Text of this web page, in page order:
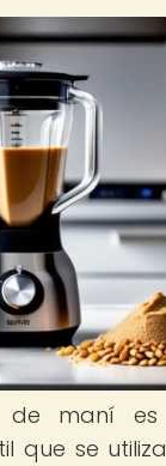
de maní
que se